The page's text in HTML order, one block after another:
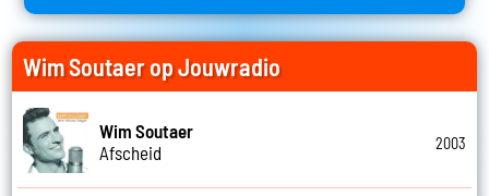
Wim Soutaer op Jouwradio
Wim Soutaer
Afscheid
2003